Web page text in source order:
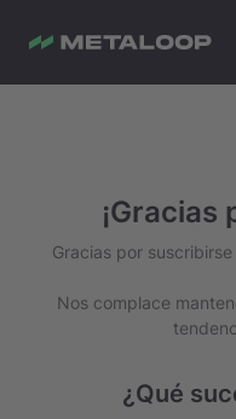
Gracias por
Nos complace
¿Qué